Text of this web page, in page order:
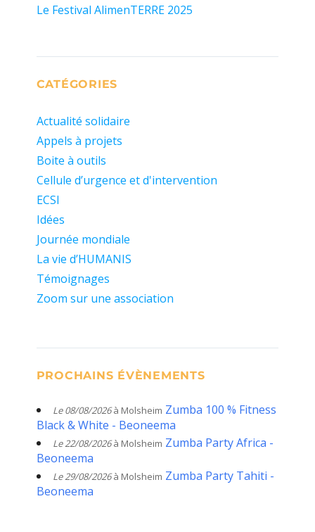
Le Festival AlimenTERRE 2025
CATÉGORIES
Actualité solidaire
Appels à projets
Boite à outils
Cellule d’urgence et d'intervention
ECSI
Idées
Journée mondiale
La vie d’HUMANIS
Témoignages
Zoom sur une association
PROCHAINS ÉVÈNEMENTS
Le 08/08/2026à Molsheim Zumba 100 % Fitness
Black & White - Beoneema
Le 22/08/2026à Molsheim Zumba Party Africa -
Beoneema
Le 29/08/2026à Molsheim Zumba Party Tahiti -
Beoneema